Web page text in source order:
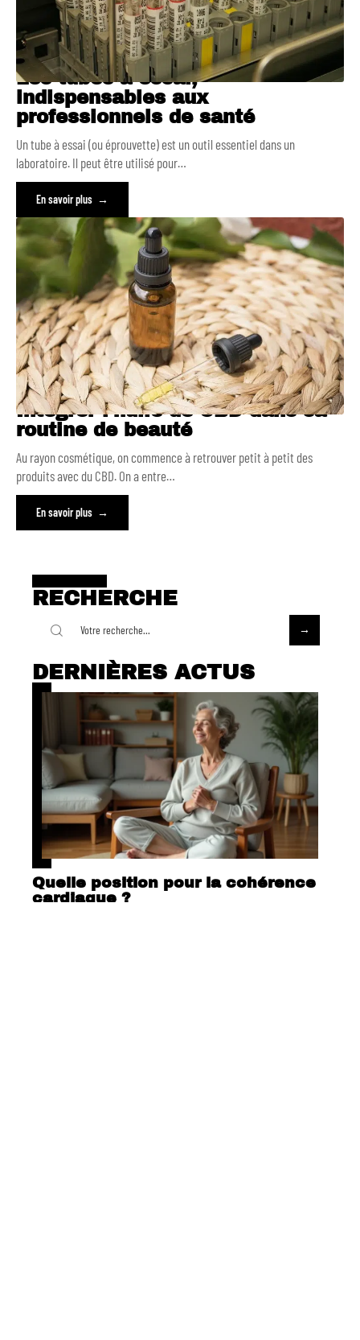
Les tubes à essai,
indispensables aux
professionnels de santé
Un tube à essai (ou éprouvette) est un outil essentiel dans un
laboratoire. Il peut être utilisé pour…
En savoir plus
Intégrer l’huile de CBD dans sa
routine de beauté
Au rayon cosmétique, on commence à retrouver petit à petit des
produits avec du CBD. On a entre…
En savoir plus
RECHERCHE
DERNIÈRES ACTUS
Quelle position pour la cohérence
cardiaque ?